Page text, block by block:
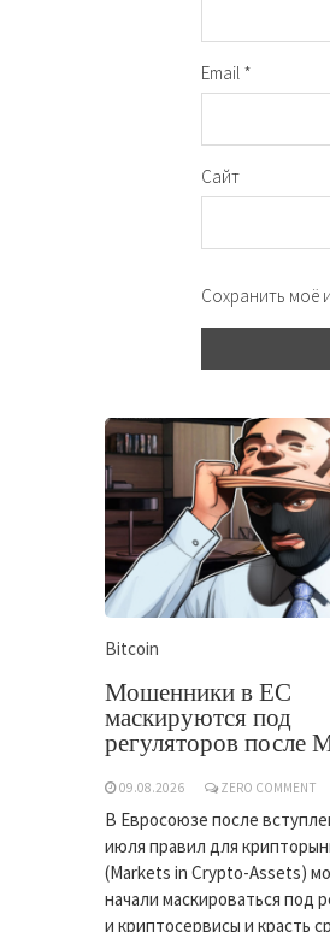
Email *
Сайт
Сохранить моё
Bitcoin
Мошенники в ЕС
маскируются под
регуляторов после
09.08.2026 ZERO COMMENT
В Евросоюзе после
июля правил для
(Markets in Crypto-Assets)
начали маскироваться под
и криптосервисы и красть